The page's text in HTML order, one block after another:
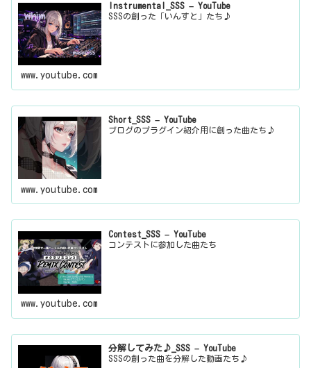
Instrumental_SSS – YouTube
SSSの創った「いんすと」たち♪
www.youtube.com
Short_SSS – YouTube
ブログのプラグイン紹介用に創った曲たち♪
www.youtube.com
Contest_SSS – YouTube
コンテストに参加した曲たち
www.youtube.com
分解してみた♪_SSS – YouTube
SSSの創った曲を分解した動画たち♪